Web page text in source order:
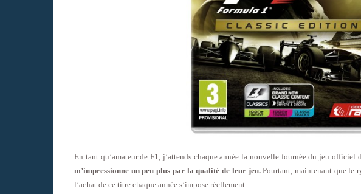
En tant qu’amateur de F1, j’attends chaque année la nouvelle fournée du jeu officiel
m’impressionne un peu plus par la qualité de leur jeu.Pourtant, maintenant que le
l’achat de ce titre chaque année s’impose réellement…